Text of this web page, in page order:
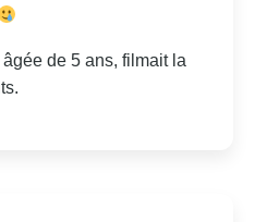
de 5 ans, filmait la